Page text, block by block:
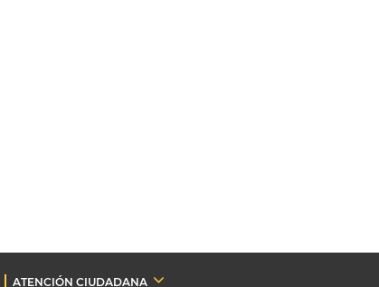
ATENCIÓN CIUDADANA